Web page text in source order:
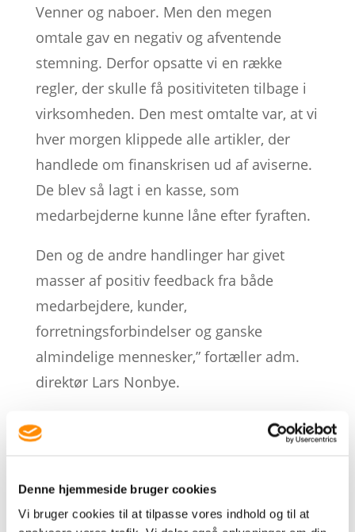
Denne hjemmeside bruger cookies
Vi bruger cookies til at tilpasse vores indhold og til at
Venner og naboer. Men den megen
omtale gav en negativ og afventende
stemning. Derfor opsatte vi en række
regler, der skulle få positiviteten tilbage i
virksomheden. Den mest omtalte var, at vi
hver morgen klippede alle artikler, der
handlede om finanskrisen ud af aviserne.
De blev så lagt i en kasse, som
medarbejderne kunne låne efter fyraften.
Den og de andre handlinger har givet
masser af positiv feedback fra både
medarbejdere, kunder,
forretningsforbindelser og ganske
almindelige mennesker,” fortæller adm.
direktør Lars Nonbye.
Tænk positiv i krisetider
Mere end 4.000 danskere har rekvireret
anledning til stor debat på gruppen, hvor
brugerne hver især havde deres historie at